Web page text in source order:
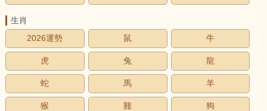
生肖
2026運勢
鼠 牛
虎 兔 龍
蛇 馬 羊
猴 雞 狗